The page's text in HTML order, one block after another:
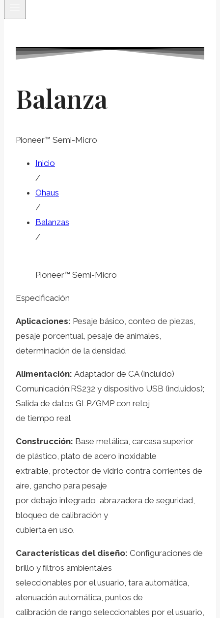
Balanza
Pioneer™ Semi-Micro
Inicio
/
Ohaus
/
Balanzas
/
Pioneer™ Semi-Micro
Especificación
Aplicaciones: Pesaje básico, conteo de piezas,
pesaje porcentual, pesaje de animales,
determinación de la densidad
Alimentación: Adaptador de CA (incluido)
Comunicación:RS232 y dispositivo USB (incluidos);
Salida de datos GLP/GMP con reloj
de tiempo real
Construcción: Base metálica, carcasa superior
de plástico, plato de acero inoxidable
extraíble, protector de vidrio contra corrientes de
aire, gancho para pesaje
por debajo integrado, abrazadera de seguridad,
bloqueo de calibración y
cubierta en uso.
Características del diseño: Conﬁguraciones de
brillo y ﬁltros ambientales
seleccionables por el usuario, tara automática,
atenuación automática, puntos de
calibración de rango seleccionables por el usuario,